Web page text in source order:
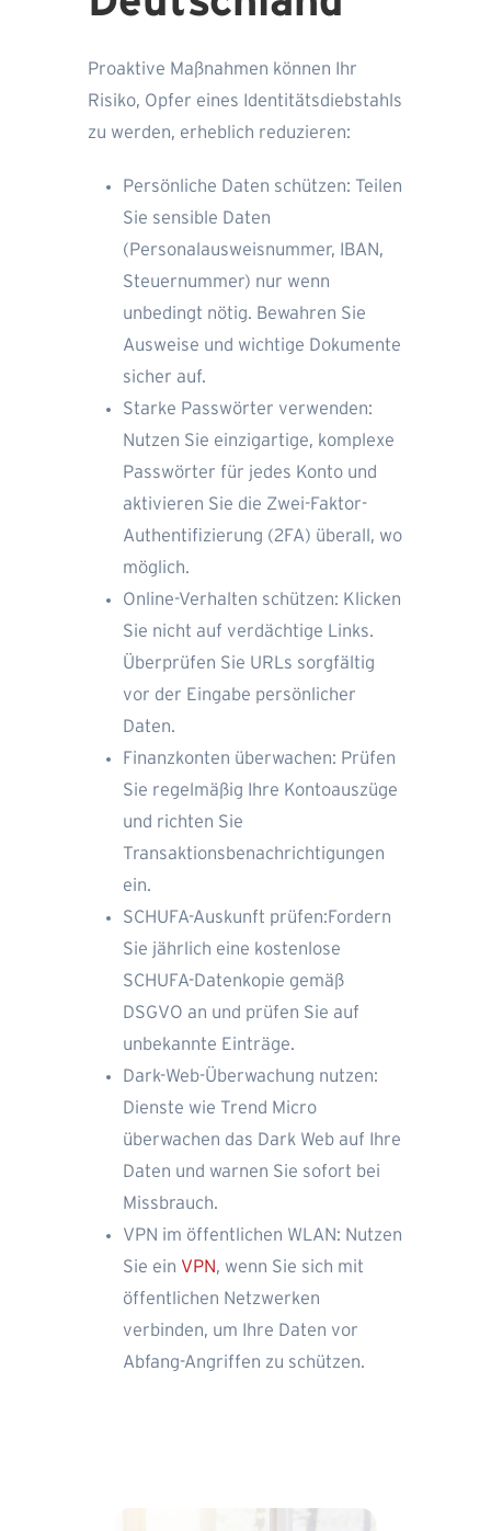
Proaktive Maßnahmen können Ihr
Risiko, Opfer eines Identitätsdiebstahls
zu werden, erheblich reduzieren:
Persönliche Daten schützen: Teilen
Sie sensible Daten
(Personalausweisnummer, IBAN,
Steuernummer) nur wenn
unbedingt nötig. Bewahren Sie
Ausweise und wichtige Dokumente
sicher auf.
Starke Passwörter verwenden:
Nutzen Sie einzigartige, komplexe
Passwörter für jedes Konto und
aktivieren Sie die Zwei-Faktor-
Authentifizierung (2FA) überall, wo
möglich.
Online-Verhalten schützen: Klicken
Sie nicht auf verdächtige Links.
Überprüfen Sie URLs sorgfältig
vor der Eingabe persönlicher
Daten.
Finanzkonten überwachen: Prüfen
Sie regelmäßig Ihre Kontoauszüge
und richten Sie
Transaktionsbenachrichtigungen
ein.
SCHUFA-Auskunft prüfen:Fordern
Sie jährlich eine kostenlose
SCHUFA-Datenkopie gemäß
DSGVO an und prüfen Sie auf
unbekannte Einträge.
Dark-Web-Überwachung nutzen:
Dienste wie Trend Micro
überwachen das Dark Web auf Ihre
Daten und warnen Sie sofort bei
Missbrauch.
VPN im öffentlichen WLAN: Nutzen
Sie ein VPN, wenn Sie sich mit
öffentlichen Netzwerken
verbinden, um Ihre Daten vor
Abfang-Angriffen zu schützen.